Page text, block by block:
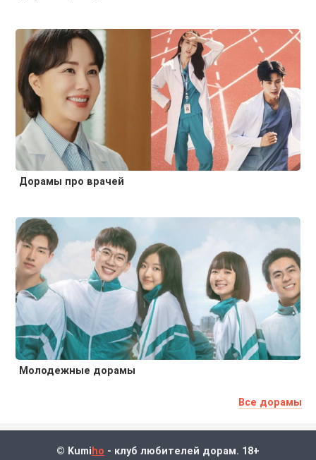
Дорамы про врачей
Молодежные дорамы
Все дорамы
© Kumi ho - клуб любителей дорам. 18+